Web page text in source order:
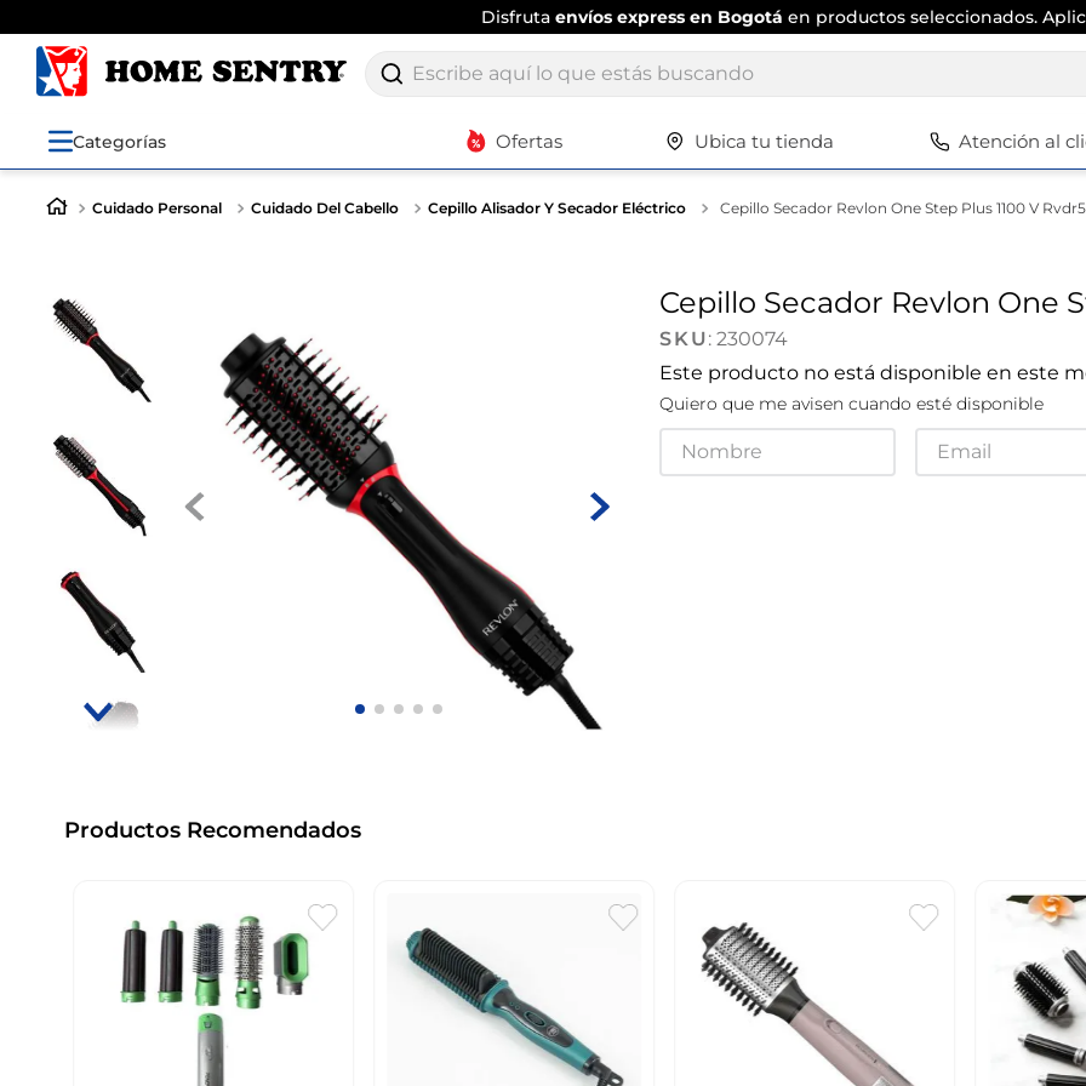
Disfruta envíos express en Bogotá en productos seleccionados.
Escribe aquí lo que estás buscando
Categorías Ofertas Ubica tu tienda Atención al
Cuidado Personal Cuidado Del Cabello Cepillo Alisador Y Secador Eléctrico Cepillo Secador Revlon One Step Plus 1100 V
Cepillo Secador Revlon One
:230074
Este producto no está disponible en este
Quiero que me avisen cuando esté disponible
Productos Recomendados
Términos más buscados
closet
espejo
vajillas